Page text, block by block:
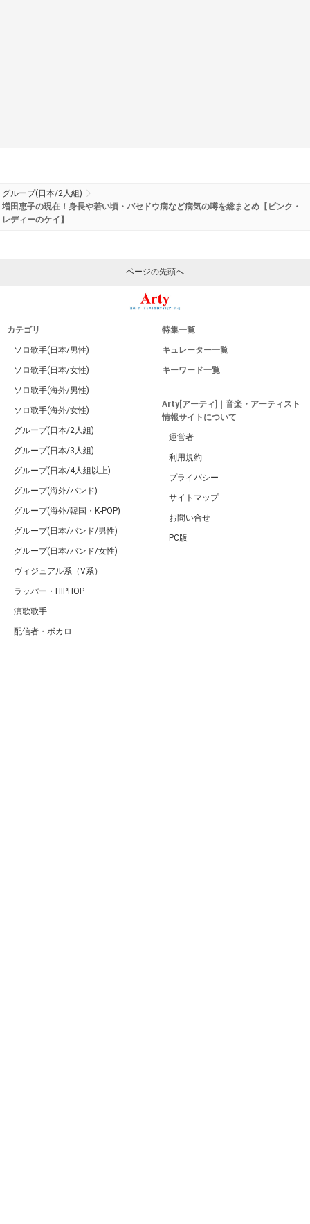
グループ(日本/2人組)
増田恵子の現在！身長や若い頃・バセドウ病など病気の噂を総まとめ【ピンク・
レディーのケイ】
ページの先頭へ
カテゴリ
ソロ歌手(日本/男性)
ソロ歌手(日本/女性)
ソロ歌手(海外/男性)
ソロ歌手(海外/女性)
グループ(日本/2人組)
グループ(日本/3人組)
グループ(日本/4人組以上)
グループ(海外/バンド)
グループ(海外/韓国・K-POP)
グループ(日本/バンド/男性)
グループ(日本/バンド/女性)
ヴィジュアル系（V系）
ラッパー・HIPHOP
演歌歌手
配信者・ボカロ
特集一覧
キュレーター一覧
キーワード一覧
Arty[アーティ]｜音楽・アーティスト
情報サイトについて
運営者
利用規約
プライバシー
サイトマップ
お問い合せ
PC版